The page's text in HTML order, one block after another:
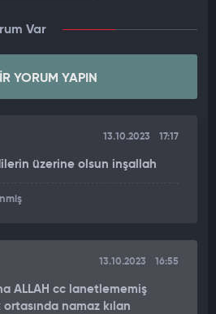
alınmayıp ara sokaklarda,
namazı kılmak isteyen Filistinli
İsrail polisi ve atlı polisler de
sokak ortasında kaldı.
Var
YORUM YAPIN
13.10.2023 17:17
üzerine olsun inşallah
13.10.2023 16:55
ALLAH cc lanetlememiş
namaz kılan